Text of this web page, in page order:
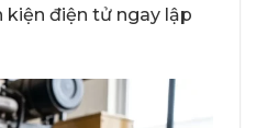
kiện điện tử ngay lập